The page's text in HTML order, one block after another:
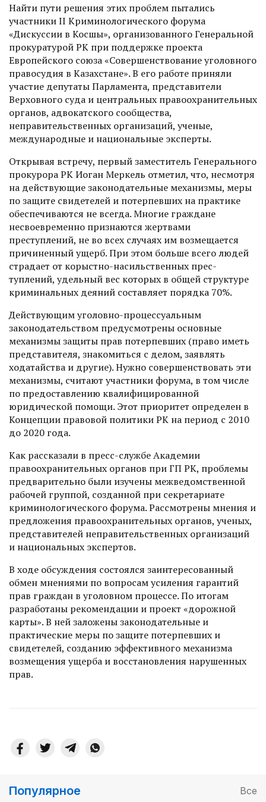
Найти пути решения этих проблем пытались
участники II Криминологического форума
«Дискуссии в Косшы», организованного Генеральной
прокуратурой РК при поддерж­ке проекта
Европейского союза «Совершенствование уголовного
правосудия в Казахстане». В его работе приняли
участие депутаты Парламента, представители
Верховного суда и центральных правоохранительных
органов, адвокатского сообщества,
неправительственных организаций, ученые,
международные и национальные эксперты.
Открывая встречу, первый замес­титель Генерального
прокурора РК Иоган Меркель отметил, что, несмотря
на действующие законодательные механизмы, меры
по защите свидетелей и потерпевших на практике
обеспечиваются не всегда. Многие граждане
несвоевременно ­признаются жертвами
преступлений, не во всех случаях им возмещается
причиненный ущерб. При этом больше всего людей
страдает от корыстно-насильственных прес­
туплений, удельный вес которых в общей структуре
криминальных деяний составляет порядка 70%.
Действующим уголовно-процес­суальным
законодательством предус­мотрены основные
механизмы защиты прав потерпевших (право иметь
представителя, знакомиться с делом, заявлять
ходатайства и другие). Нужно совершенствовать эти
механизмы, считают участники форума, в том числе
по предоставлению квалифицированной
юридической помощи. Этот приоритет определен в
Концепции правовой политики РК на период с 2010
до 2020 года.
Как рассказали в пресс-службе Академии
правоохранительных органов при ГП РК, проблемы
предварительно были изучены межведомственной
рабочей группой, созданной при секретариате
криминологического форума. Рассмотрены мнения и
предложения правоохранительных органов, ученых,
представителей неправительственных организаций
и национальных экспертов.
В ходе обсуждения состоялся заин­тересованный
обмен мнениями по вопросам усиления гарантий
прав граждан в уголовном процессе. По итогам
разработаны рекомендации и проект «дорожной
карты». В ней заложены законодательные и
практические меры по защите потерпевших и
свидетелей, созданию эффективного механизма
возмещения ущерба и восстановления нарушенных
прав.
Популярное Все